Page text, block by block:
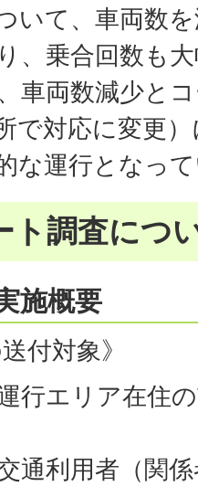
いて、車両数
、乗合回数も
車両数減少と
で対応に変更
な運行となっ
ト調査につ
施概要
付対象》
行エリア在住
通利用者（関